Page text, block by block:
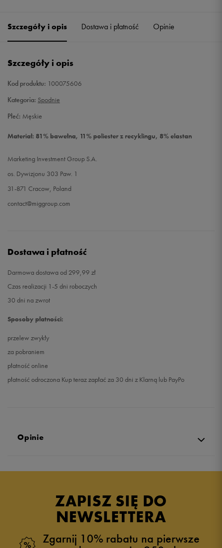
Szczegóły i opis Dostawa i płatność Opinie
Szczegóły i opis
Kod produktu: 100075606
Kategoria: Spodnie
Płeć: Męskie
Materiał: 81% bawełna, 11% poliester z recyklingu, 8% elastan
Marketing Investment Group S.A.
os. Dywizjonu 303 Paw. 1
31-871 Cracow, Poland
contact@miggroup.com
Dostawa i płatność
Darmowa dostawa od 299,99 zł
Czas realizacji 1-5 dni roboczych
30 dni na zwrot
Sposoby płatności:
przelew zwykły
za pobraniem
płatność online
płatność odroczona Kup teraz zapłać za 30 dni z Klarną lub PayPo
Opinie
ZAPISZ SIĘ DO
NEWSLETTERA
Zgarnij 10% rabatu na pierwsze